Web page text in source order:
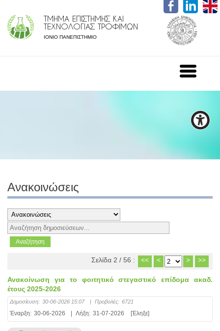
ΤΜΗΜΑ ΕΠΙΣΤΗΜΗΣ ΚΑΙ
ΤΕΧΝΟΛΟΓΙΑΣ ΤΡΟΦΙΜΩΝ
ΙΟΝΙΟ ΠΑΝΕΠΙΣΤΗΜΙΟ
Ανακοινώσεις
Σελίδα 2 / 56 : << < > >>
Ανακοίνωση για το φοιτητικό στεγαστικό επίδομα ακαδ.
έτους 2025-2026
Δημοσίευση: 30-06-2026 15:07 | Προβολές: 6721
Έναρξη: 30-06-2026 Λήξη: 31-07-2026 [Έληξε]